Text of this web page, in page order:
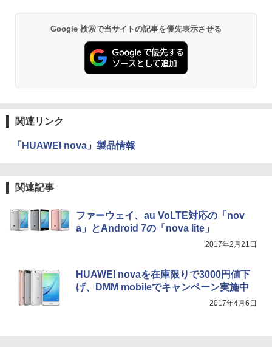
Google 検索で当サイトの記事を優先表示させる
関連リンク
「HUAWEI nova」製品情報
関連記事
ファーウェイ、au VoLTE対応の「nov
a」とAndroid 7の「nova lite」
2017年2月21日
HUAWEI novaを在庫限りで3000円値下
げ、DMM mobileでキャンペーン実施中
2017年4月6日